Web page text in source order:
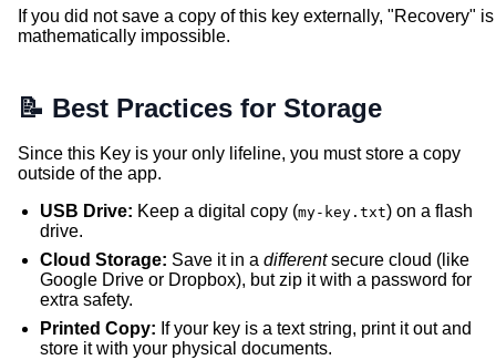
If you did not save a copy of this key externally, "Recovery" is
mathematically impossible.
📝 Best Practices for Storage
Since this Key is your only lifeline, you must store a copy
outside of the app.
USB Drive: Keep a digital copy (my-key.txt) on a flash
drive.
Cloud Storage: Save it in a differentsecure cloud (like
Google Drive or Dropbox), but zip it with a password for
extra safety.
Printed Copy: If your key is a text string, print it out and
store it with your physical documents.